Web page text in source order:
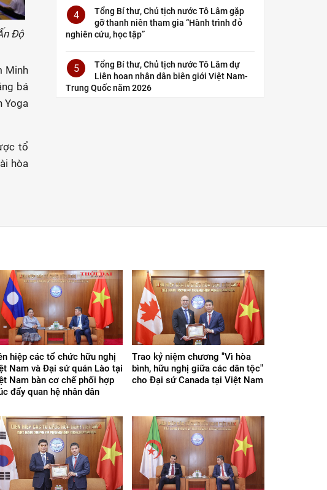
Độ
Minh
bá
Yoga
tổ
hòa
4
Tổng Bí thư, Chủ tịch nước Tô Lâm gặp
gỡ thanh niên tham gia “Hành trình đỏ
nghiên cứu, học tập”
5
Tổng Bí thư, Chủ tịch nước Tô Lâm dự
Liên hoan nhân dân biên giới Việt Nam-
Trung Quốc năm 2026
hiệp các tổ chức hữu nghị
Nam và Đại sứ quán Lào tại
Nam bàn cơ chế phối hợp
đẩy quan hệ nhân dân
Trao kỷ niệm chương "Vì hòa
bình, hữu nghị giữa các dân tộc"
cho Đại sứ Canada tại Việt Nam